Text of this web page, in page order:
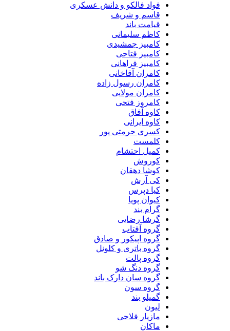
فواد فالکو و دانش عسکری
قاسم و شریف
قیامت باند
کاظم سلیمانی
کامبیز جمشیدی
کامبیز فتاحی
کامبیز فراهانی
کامران آقاخانی
کامران رسول زاده
کامران مولایی
کامروز فتحی
کاوه آفاق
کاوه ایرانی
کسری حرمتی پور
کلمست
کمیل احتشام
کوروش
کوشا دهقان
کی آرش
کیا دپرس
کیوان پویا
گرام بند
گرشا رضایی
گروه آفتاب
گروه اپیکور و صادق
گروه باتری و کلونل
گروه پالت
گروه دنگ شو
گروه سان دارک باند
گروه سون
گمیلو بند
مازیار فلاحی